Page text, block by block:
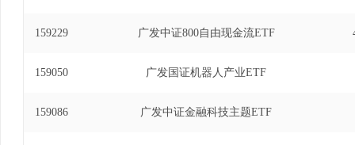
159229 广发中证800自由现金流ETF
159050 广发国证机器人产业ETF
159086 广发中证金融科技主题ETF